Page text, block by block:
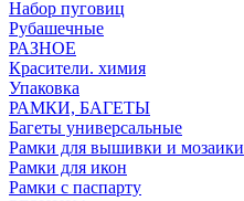
Набор пуговиц
Рубашечные
РАЗНОЕ
Красители. химия
Упаковка
РАМКИ, БАГЕТЫ
Багеты универсальные
Рамки для вышивки и мозаики
Рамки для икон
Рамки с паспарту